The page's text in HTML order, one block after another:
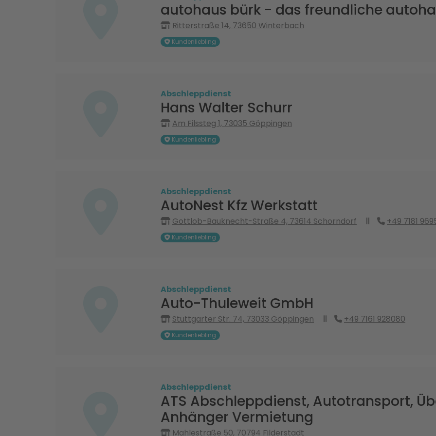
autohaus bürk - das freundliche
Ritterstraße 14, 73650 Winterbach
Kundenliebling
Abschleppdienst
Hans Walter Schurr
Am Filssteg 1, 73035 Göppingen
Kundenliebling
Abschleppdienst
AutoNest Kfz Werkstatt
Gottlob-Bauknecht-Straße 4, 73614 Schorndorf +49 7181
Kundenliebling
Abschleppdienst
Auto-Thuleweit GmbH
Stuttgarter Str. 74, 73033 Göppingen +49 7161 928080
Kundenliebling
Abschleppdienst
ATS Abschleppdienst, Autotransport,
Anhänger Vermietung
Mahlestraße 50, 70794 Filderstadt